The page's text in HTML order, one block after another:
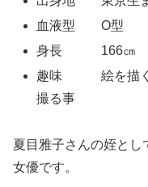
血液型 O型
身長 166㎝
趣味 絵を描く
撮る事
夏目雅子さんの姪と
女優です。